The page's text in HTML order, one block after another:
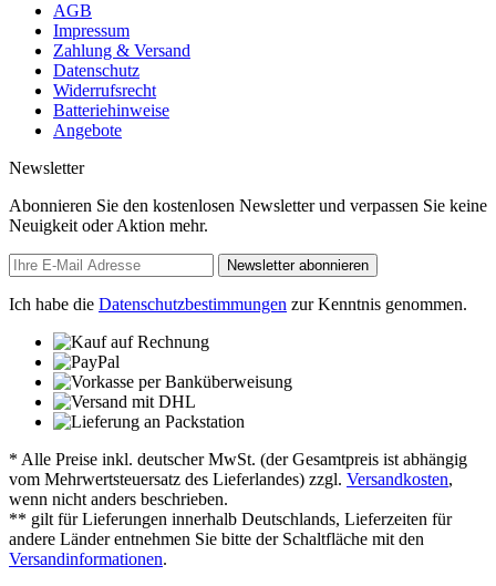
AGB
Impressum
Zahlung & Versand
Datenschutz
Widerrufsrecht
Batteriehinweise
Angebote
Newsletter
Abonnieren Sie den kostenlosen Newsletter und verpassen Sie keine
Neuigkeit oder Aktion mehr.
Newsletter abonnieren
Ich habe die Datenschutzbestimmungen zur Kenntnis genommen.
* Alle Preise inkl. deutscher MwSt. (der Gesamtpreis ist abhängig
vom Mehrwertsteuersatz des Lieferlandes) zzgl. Versandkosten,
wenn nicht anders beschrieben.
** gilt für Lieferungen innerhalb Deutschlands, Lieferzeiten für
andere Länder entnehmen Sie bitte der Schaltfläche mit den
Versandinformationen.